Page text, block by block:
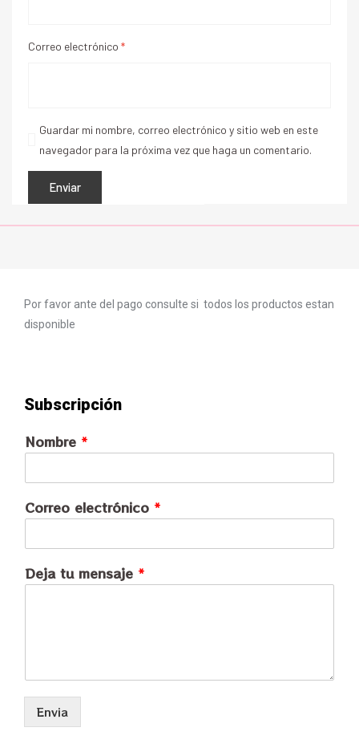
Correo electrónico *
Guardar mi nombre, correo electrónico y sitio web en este
navegador para la próxima vez que haga un comentario.
Por favor ante del pago consulte si todos los productos estan
disponible
Subscripción
Nombre *
Correo electrónico *
Deja tu mensaje *
Envia